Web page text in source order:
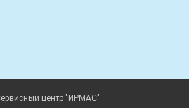
центр "ИРМАС"